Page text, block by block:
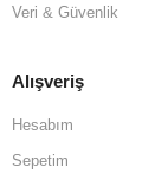
Veri & Güvenlik
Alışveriş
Hesabım
Sepetim